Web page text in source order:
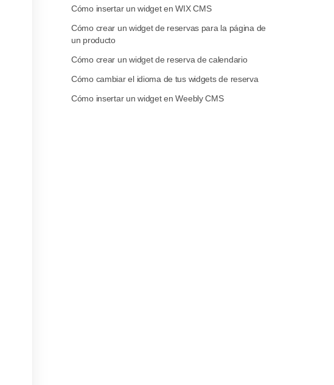
Cómo insertar un widget en WIX CMS
Cómo crear un widget de reservas para la página de
un producto
Cómo crear un widget de reserva de calendario
Cómo cambiar el idioma de tus widgets de reserva
Cómo insertar un widget en Weebly CMS